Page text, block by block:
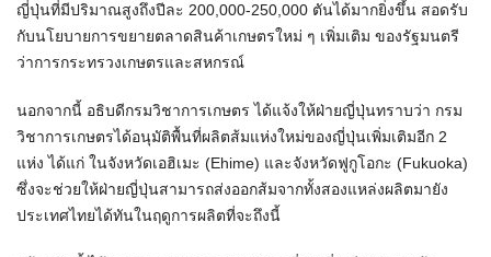
ญี่ปุ่นที่มีปริมาณสูงถึงปีละ 200,000-250,000 ตันได้มากยิ่งขึ้น สอดรับ
กับนโยบายการขยายตลาดสินค้าเกษตรใหม่ ๆ เพิ่มเติม ของรัฐมนตรี
ว่าการกระทรวงเกษตรและสหกรณ์
นอกจากนี้ อธิบดีกรมวิชาการเกษตร ได้แจ้งให้ฝ่ายญี่ปุ่นทราบว่า กรม
วิชาการเกษตรได้อนุมัติพื้นที่ผลิตส้มแห่งใหม่ของญี่ปุ่นเพิ่มเติมอีก 2
แห่ง ได้แก่ ในจังหวัดเอฮิเมะ (Ehime) และจังหวัดฟูกูโอกะ (Fukuoka)
ซึ่งจะช่วยให้ฝ่ายญี่ปุ่นสามารถส่งออกส้มจากทั้งสองแหล่งผลิตมายัง
ประเทศไทยได้ทันในฤดูการผลิตที่จะถึงนี้